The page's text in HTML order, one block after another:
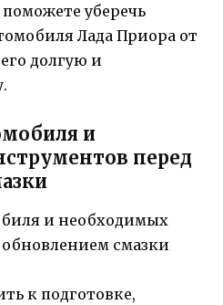
уберечь
Лада Приора от
долгую и
и
перед
к подготовке,